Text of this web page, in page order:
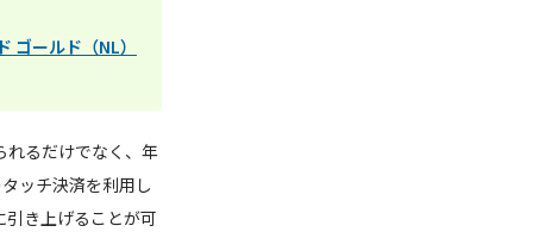
ゴールド（NL）
れるだけでなく、年
ッチ決済を利用し
き上げることが可